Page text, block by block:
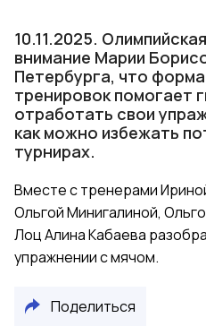
10.11.2025.
внимание Марии
Петербурга, что
тренировок помогает
отработать свои
как можно избежать
турнирах.
Вместе с тренерами
Ольгой Минигалиной,
Лоц Алина Кабаева
упражнении с мячом.
Поделиться